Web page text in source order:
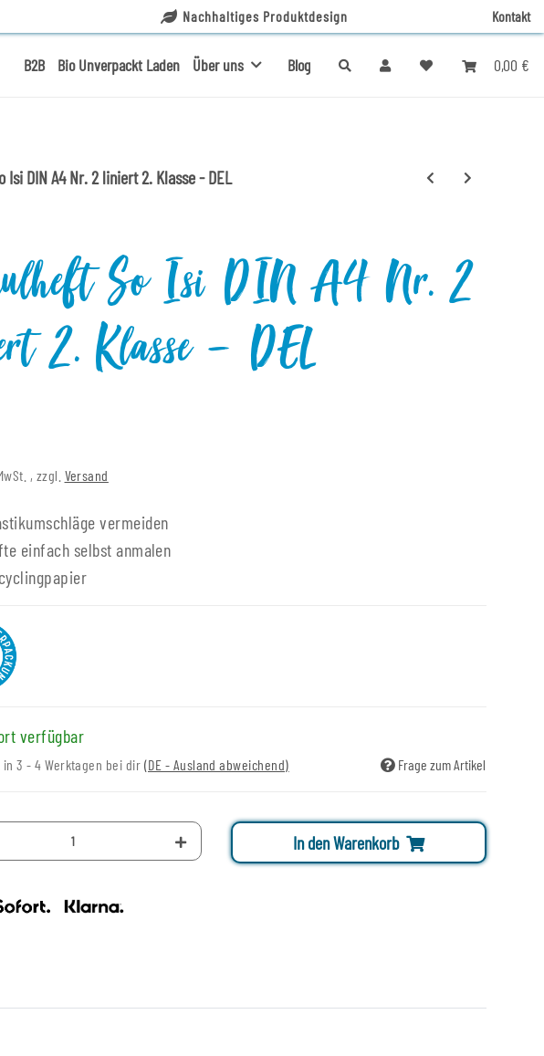
Nachhaltiges Produktdesign Kontakt
0,00 €
B2B Bio Unverpackt Laden Über uns Blog
Isi DIN A4 Nr. 2 liniert 2. Klasse - DEL
So Isi DIN A4 Nr. 2
2. Klasse - DEL
, zzgl. Versand
vermeiden
einfach selbst anmalen
verfügbar
in 3 - 4 Werktagen bei dir (DE - Ausland abweichend) Frage zum Artikel
In den Warenkorb